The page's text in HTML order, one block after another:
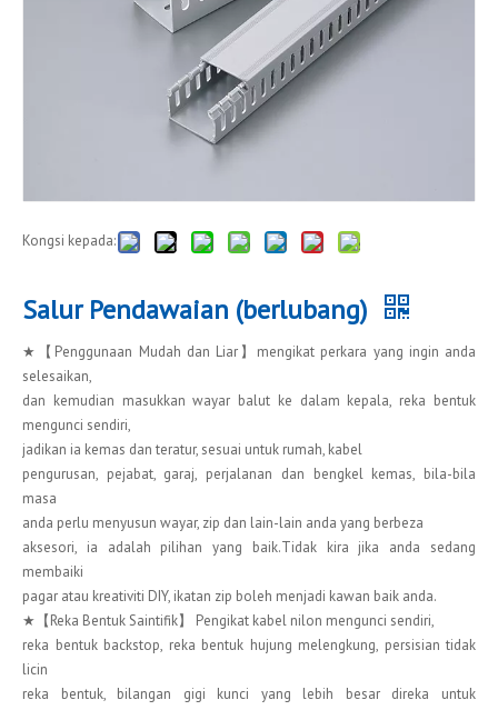
Kongsi kepada:
Salur Pendawaian (berlubang)
★【Penggunaan Mudah dan Liar】mengikat perkara yang ingin anda
selesaikan,
dan kemudian masukkan wayar balut ke dalam kepala, reka bentuk
mengunci sendiri,
jadikan ia kemas dan teratur, sesuai untuk rumah, kabel
pengurusan, pejabat, garaj, perjalanan dan bengkel kemas, bila-bila
masa
anda perlu menyusun wayar, zip dan lain-lain anda yang berbeza
aksesori, ia adalah pilihan yang baik.Tidak kira jika anda sedang
membaiki
pagar atau kreativiti DIY, ikatan zip boleh menjadi kawan baik anda.
★【Reka Bentuk Saintifik】 Pengikat kabel nilon mengunci sendiri,
reka bentuk backstop, reka bentuk hujung melengkung, persisian tidak
licin
reka bentuk, bilangan gigi kunci yang lebih besar direka untuk